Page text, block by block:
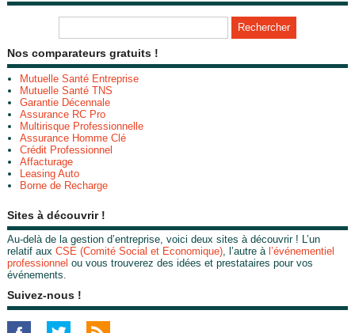
Nos comparateurs gratuits !
Mutuelle Santé Entreprise
Mutuelle Santé TNS
Garantie Décennale
Assurance RC Pro
Multirisque Professionnelle
Assurance Homme Clé
Crédit Professionnel
Affacturage
Leasing Auto
Borne de Recharge
Sites à découvrir !
Au-delà de la gestion d’entreprise, voici deux sites à découvrir ! L’un
relatif aux CSE (Comité Social et Economique), l’autre à l’événementiel
professionnel ou vous trouverez des idées et prestataires pour vos
événements.
Suivez-nous !